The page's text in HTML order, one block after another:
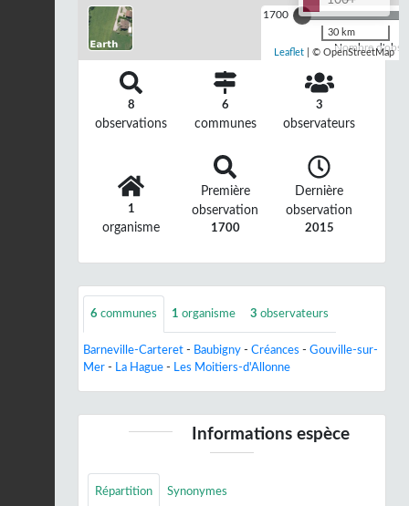
1700
Nombre
30 km
Leaflet | © OpenStreetMap
8
observations
6
communes
3
observateurs
1
organisme
Première
observation
1700
Dernière
observation
2015
6 communes 1 organisme 3 observateurs
Barneville-Carteret - Baubigny - Créances - Gouville-sur-
Mer - La Hague - Les Moitiers-d'Allonne
Informations espèce
Répartition Synonymes